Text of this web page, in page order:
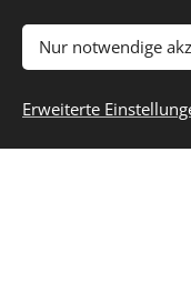
Auch
Vergiss
Nur notwendige
Erweiterte